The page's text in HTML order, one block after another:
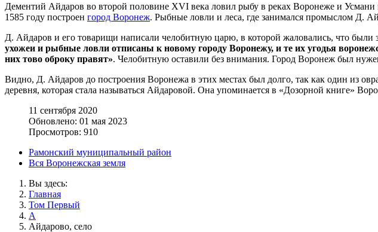
Дементий Айдаров во второй половине XVI века ловил рыбу в реках Воронеже и Усмани
1585 году построен город Воронеж. Рыбные ловли и леса, где занимался промыслом Д.
Д. Айдаров и его товарищи написали челобитную царю, в которой жаловались, что были
ухожеи и рыбные ловли отписаны к новому городу Воронежу, и те их угодья
них тово оброку правят». Челобитную оставили без внимания. Город Воронеж был
Видно, Д. Айдаров до построения Воронежа в этих местах был долго, так как один из
деревня, которая стала называться Айдаровой. Она упоминается в «Дозорной книге»
11 сентября 2020
Обновлено: 01 мая 2023
Просмотров: 910
Рамонский муниципальный район
Вся Воронежская земля
Вы здесь:
Главная
Том Первый
А
Айдарово, село